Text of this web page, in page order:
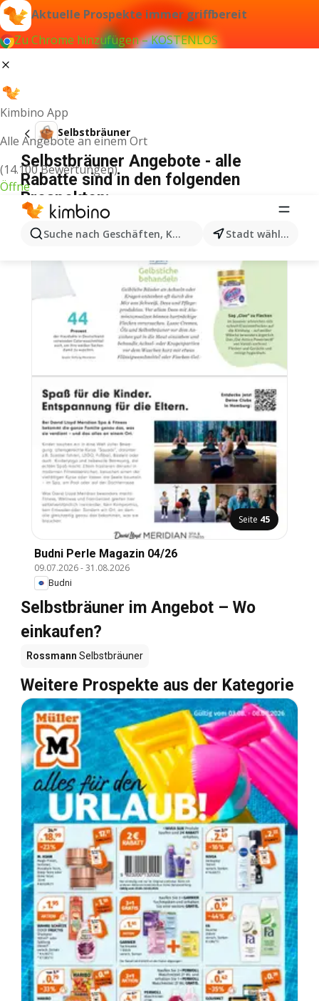
Aktuelle Prospekte immer griffbereit
Zu Chrome hinzufügen – KOSTENLOS
Kimbino App
Alle Angebote an einem Ort
(14.100 Bewertungen)
Öffne
Suche nach Geschäften, Kategorien, Produkten...
Stadt wählen
Selbstbräuner
Selbstbräuner Angebote - alle
Rabatte sind in den folgenden
Prospekten:
Seite 45
Budni Perle Magazin 04/26
09.07.2026-31.08.2026
Budni
Selbstbräuner im Angebot – Wo
einkaufen?
Rossmann Selbstbräuner
Weitere Prospekte aus der Kategorie